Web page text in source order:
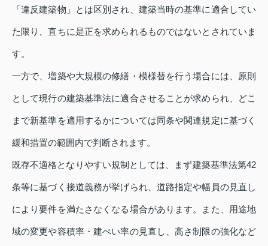
「違反建築物」とは区別され、建築当時の基準に適合してい
た限り、直ちに是正を求められるものではないとされていま
す。
一方で、増築や大規模の修繕・模様替を行う場合には、原則
として現行の建築基準法に適合させることが求められ、どこ
まで新基準を適用するかについては同条や関連規定に基づく
緩和措置の範囲内で判断されます。
既存不適格となりやすい規制としては、まず建築基準法第42
条等に基づく接道義務が挙げられ、道路指定や幅員の見直し
により要件を満たさなくなる場合があります。また、用途地
域の変更や容積率・建ぺい率の見直し、高さ制限の強化など